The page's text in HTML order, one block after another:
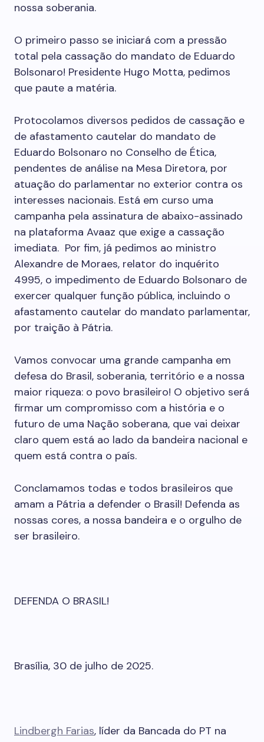
nossa soberania.
O primeiro passo se iniciará com a pressão
total pela cassação do mandato de Eduardo
Bolsonaro! Presidente Hugo Motta, pedimos
que paute a matéria.
Protocolamos diversos pedidos de cassação e
de afastamento cautelar do mandato de
Eduardo Bolsonaro no Conselho de Ética,
pendentes de análise na Mesa Diretora, por
atuação do parlamentar no exterior contra os
interesses nacionais. Está em curso uma
campanha pela assinatura de abaixo-assinado
na plataforma Avaaz que exige a cassação
imediata. Por fim, já pedimos ao ministro
Alexandre de Moraes, relator do inquérito
4995, o impedimento de Eduardo Bolsonaro de
exercer qualquer função pública, incluindo o
afastamento cautelar do mandato parlamentar,
por traição à Pátria.
Vamos convocar uma grande campanha em
defesa do Brasil, soberania, território e a nossa
maior riqueza: o povo brasileiro! O objetivo será
firmar um compromisso com a história e o
futuro de uma Nação soberana, que vai deixar
claro quem está ao lado da bandeira nacional e
quem está contra o país.
Conclamamos todas e todos brasileiros que
amam a Pátria a defender o Brasil! Defenda as
nossas cores, a nossa bandeira e o orgulho de
ser brasileiro.
DEFENDA O BRASIL!
Brasília, 30 de julho de 2025.
Lindbergh Farias, líder da Bancada do PT na